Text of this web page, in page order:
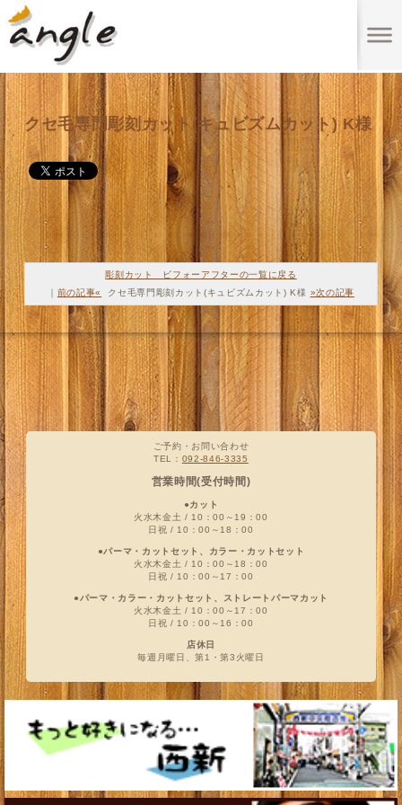
クセ毛専門彫刻カット(キュビズムカット) K様
彫刻カット ビフォーアフターの一覧に戻る
前の記事« クセ毛専門彫刻カット(キュビズムカット) K様 »次の記事
ご予約・お問い合わせ
TEL： 092-846-3335
営業時間(受付時間)
●カット
火水木金土 / 10：00～19：00
日祝 / 10：00～18：00
●パーマ・カットセット、カラー・カットセット
火水木金土 / 10：00～18：00
日祝 / 10：00～17：00
●パーマ・カラー・カットセット、ストレートパーマカット
火水木金土 / 10：00～17：00
日祝 / 10：00～16：00
店休日
毎週月曜日、第1・第3火曜日